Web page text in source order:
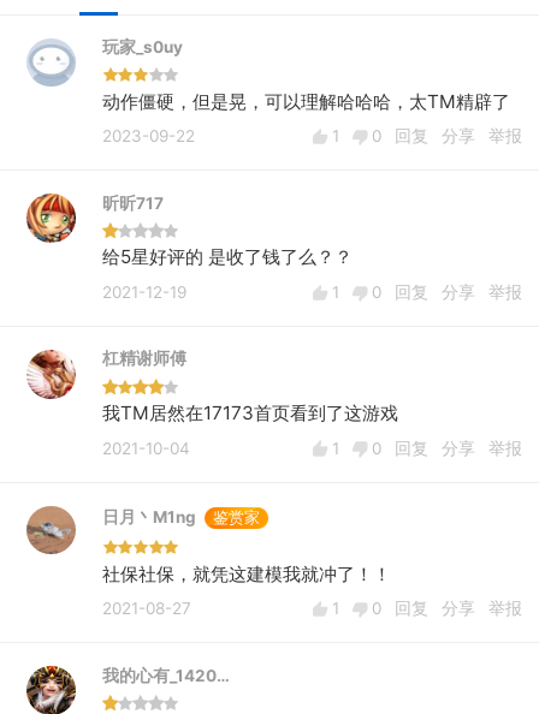
玩家_s0uy
动作僵硬，但是晃，可以理解哈哈哈，太TM精辟了
2023-09-22 1 0 回复 分享 举报
昕昕717
给5星好评的 是收了钱了么？？
2021-12-19 1 0 回复 分享 举报
杠精谢师傅
我TM居然在17173首页看到了这游戏
2021-10-04 1 0 回复 分享 举报
日月丶M1ng 鉴赏家
社保社保，就凭这建模我就冲了！！
2021-08-27 1 0 回复 分享 举报
我的心有_1420…